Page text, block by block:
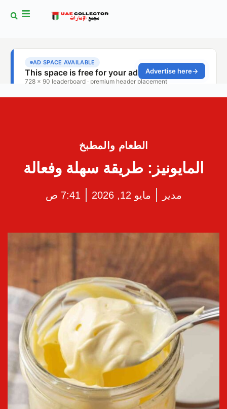
الطعام والمطبخ
المايونيز: طريقة سهلة وفعالة
مدير مايو 12, 2026 7:41 ص